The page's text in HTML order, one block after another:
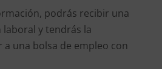
podrás recibir una
y tendrás la
una bolsa de empleo con